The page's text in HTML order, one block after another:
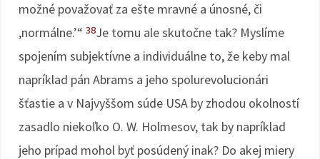
možné považovať za ešte mravné a únosné, či
,normálne.’“ 38Je tomu ale skutočne tak? Myslíme
spojením subjektívne a individuálne to, že keby mal
napríklad pán Abrams a jeho spolurevolucionári
šťastie a v Najvyššom súde USA by zhodou okolností
zasadlo niekoľko O. W. Holmesov, tak by napríklad
jeho prípad mohol byť posúdený inak? Do akej miery